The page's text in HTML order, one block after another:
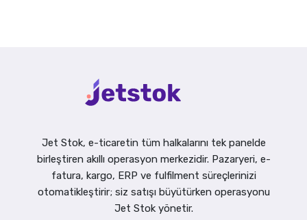
Jet Stok, e-ticaretin tüm halkalarını tek panelde
birleştiren akıllı operasyon merkezidir. Pazaryeri, e-
fatura, kargo, ERP ve fulfilment süreçlerinizi
otomatikleştirir; siz satışı büyütürken operasyonu
Jet Stok yönetir.